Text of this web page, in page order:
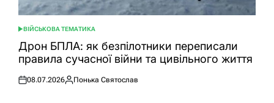
ОПУБЛІКУВАТИ
У
ВІЙСЬКОВА ТЕМАТИКА
Дрон БПЛА: як безпілотники переписали
правила сучасної війни та цивільного життя
Оприлюднено
08.07.2026
Опубліковано
Понька Святослав